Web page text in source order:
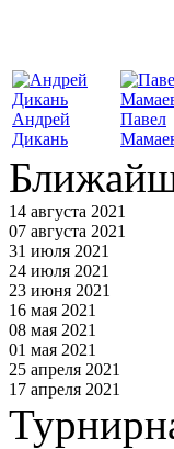
Андрей
Дикань
Павел
14 августа 2021
07 августа 2021
31 июля 2021
24 июля 2021
23 июня 2021
16 мая 2021
08 мая 2021
01 мая 2021
25 апреля 2021
17 апреля 2021